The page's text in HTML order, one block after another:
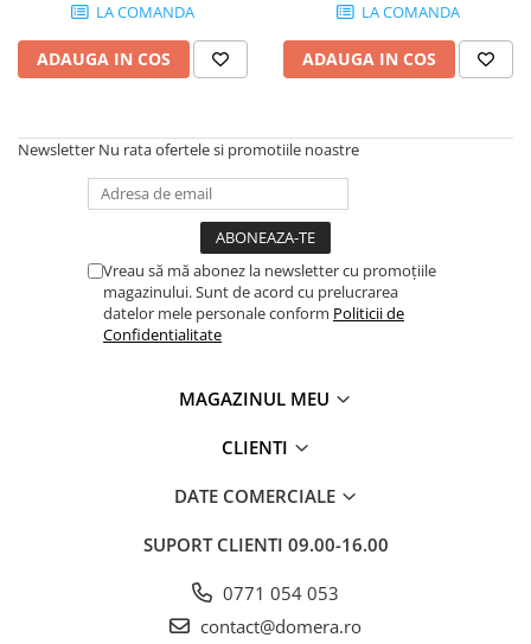
LA COMANDA
ADAUGA IN COS
LA COMANDA
ADAUGA IN COS
Newsletter Nu rata ofertele si promotiile noastre
Vreau să mă abonez la newsletter cu promoțiile
magazinului. Sunt de acord cu prelucrarea
datelor mele personale conform Politicii de
Confidentialitate
MAGAZINUL MEU
CLIENTI
DATE COMERCIALE
SUPORT CLIENTI 09.00-16.00
0771 054 053
contact@domera.ro